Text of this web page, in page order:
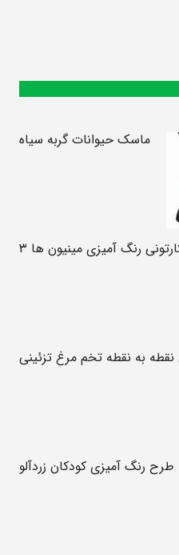
ماسک حیوانات گربه سیاه
رنگ آمیزی مینیون ها ۳
به نقطه تخم مرغ تزئینی
طرح رنگ آمیزی کودکان زردآلو